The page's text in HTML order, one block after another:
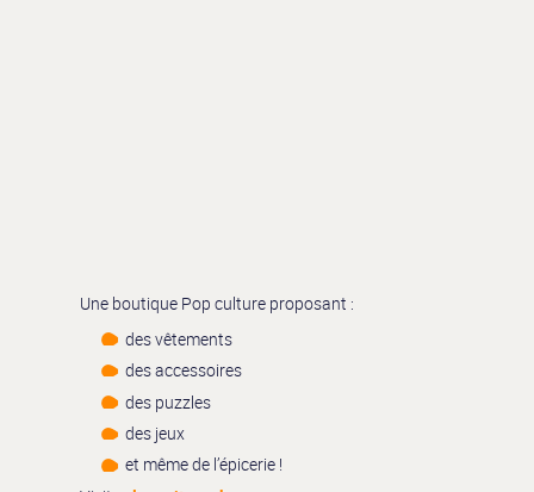
Une boutique Pop culture proposant :
des vêtements
des accessoires
des puzzles
des jeux
et même de l’épicerie !